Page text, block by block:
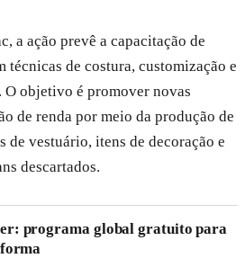
a ação prevê a capacitação de
técnicas de costura, customização e
objetivo é promover novas
de renda por meio da produção de
de vestuário, itens de decoração e
descartados.
programa global gratuito para